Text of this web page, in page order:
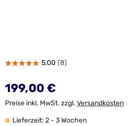
199,00 €
Preise inkl. MwSt. zzgl. Versandkosten
Lieferzeit: 2 - 3 Wochen